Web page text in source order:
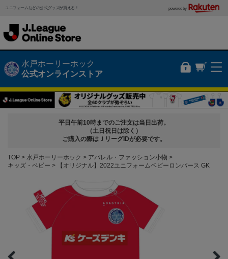
ユニフォームなどの公式グッズが買える！ powered by
水戸ホーリーホック
公式オンラインストア
平日午前10時までのご注文は当日出荷。
（土日祝日は除く）
ご購入の際はＪリーグIDが必要です。
TOP 水戸ホーリーホック
アパレル・ファッション小物
キッズ・ベビー
【オリジナル】2022ユニフォームベビーロンパース GK